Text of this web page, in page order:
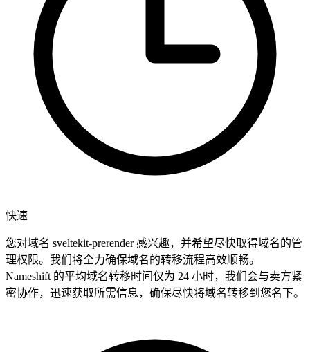
快速
您对域名 sveltekit-prerender 感兴趣，并希望尽快取得域名的管
理权限。我们将全力确保域名的转移流程高效顺畅。
Nameshift 的平均域名转移时间仅为 24 小时，我们会与卖方紧
密协作，迅速获取所需信息，确保尽快将域名转移到您名下。